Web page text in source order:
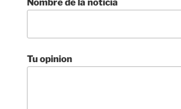
Tu opinion